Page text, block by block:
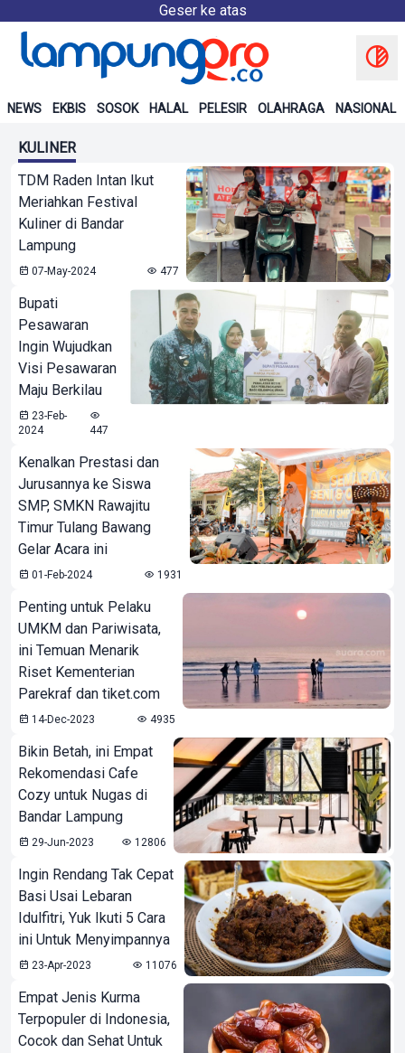
Geser ke atas
NEWS EKBIS SOSOK HALAL PELESIR OLAHRAGA NASIONAL
KULINER
TDM Raden Intan Ikut
Meriahkan Festival
Kuliner di Bandar
Lampung
07-May-2024 477
Bupati
Pesawaran
Ingin Wujudkan
Visi Pesawaran
Maju Berkilau
23-Feb-
2024
447
Kenalkan Prestasi dan
Jurusannya ke Siswa
SMP, SMKN Rawajitu
Timur Tulang Bawang
Gelar Acara ini
01-Feb-2024 1931
Penting untuk Pelaku
UMKM dan Pariwisata,
ini Temuan Menarik
Riset Kementerian
Parekraf dan tiket.com
14-Dec-2023 4935
Bikin Betah, ini Empat
Rekomendasi Cafe
Cozy untuk Nugas di
Bandar Lampung
29-Jun-2023 12806
Ingin Rendang Tak Cepat
Basi Usai Lebaran
Idulfitri, Yuk Ikuti 5 Cara
ini Untuk Menyimpannya
23-Apr-2023 11076
Empat Jenis Kurma
Terpopuler di Indonesia,
Cocok dan Sehat Untuk